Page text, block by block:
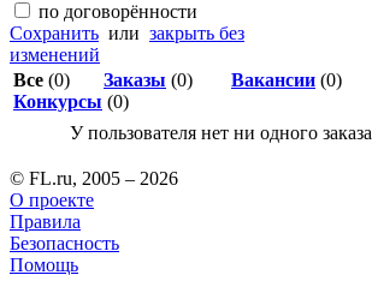
по договорённости
Сохранить или закрыть без
изменений
Все (0) Заказы (0) Вакансии (0)
Конкурсы (0)
У пользователя нет ни одного заказа
© FL.ru, 2005 – 2026
О проекте
Правила
Безопасность
Помощь